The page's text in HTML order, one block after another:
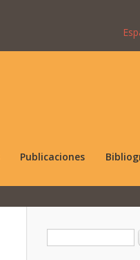
Publicaciones
Formulario de